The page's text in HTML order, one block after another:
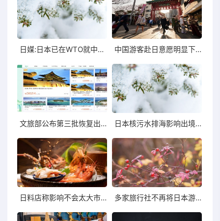
日媒:日本已在WTO就中方进口管制提出问题 中国游客赴日意愿明显下降，日本旅游业受打击
文旅部公布第三批恢复出境跟团游名单 日本核污水排海影响出境游中国游客意愿大幅降低
日料店称影响不会太大市场中日水产品不多 多家旅行社不再将日本游线路作为主推产品